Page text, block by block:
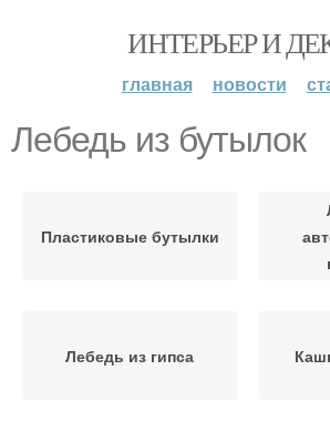
ИНТЕРЬЕР И
главная новости
Лебедь из бутылок
Пластиковые бутылки
Лебедь из гипса